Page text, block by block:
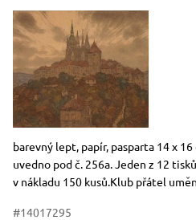
Rozměry
Stručný popis předmětu
barevný lept, papír, pasparta 14 x
uvedno pod č. 256a. Jeden z 12
v nákladu 150 kusů.Klub přátel
#14017295